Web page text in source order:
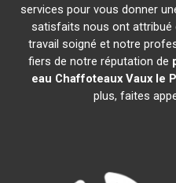
services pour vous donner
satisfaits nous ont attribué
travail soigné et notre
fiers de notre réputation de
eau Chaffoteaux Vaux le
plus, faites